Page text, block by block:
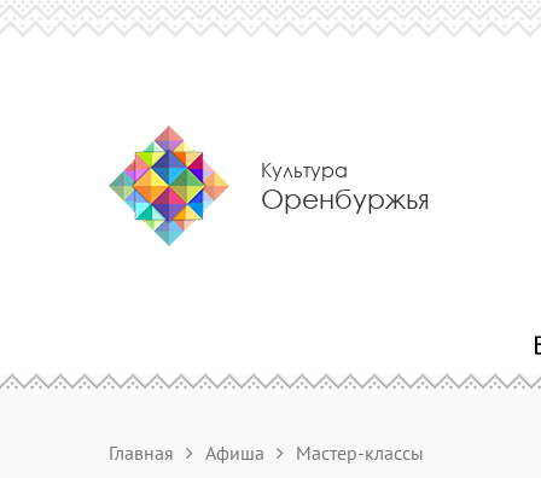
Культура
Оренбуржья
Главная Афиша Мастер-классы